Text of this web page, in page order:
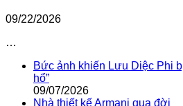
09/22/2026
…
Bức ảnh khiến Lưu Diệc Phi
hổ”
09/07/2026
Nhà thiết kế Armani qua đời